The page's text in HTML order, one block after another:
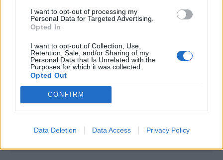
I want to opt-out of processing my
Personal Data for Targeted Advertising.
Opted In
I want to opt-out of Collection, Use,
Retention, Sale, and/or Sharing of my
Personal Data that Is Unrelated with the
Purposes for which it was collected.
Opted Out
CONFIRM
Data Deletion Data Access Privacy Policy